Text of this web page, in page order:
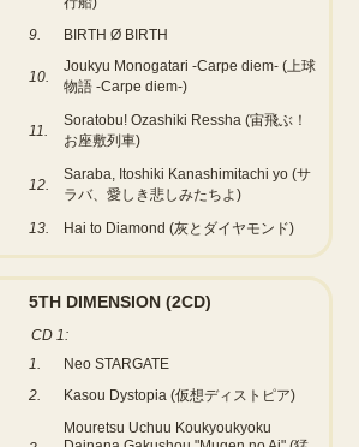
9.
BIRTH Ø BIRTH
10.
Joukyu Monogatari -Carpe diem- (上球
物語 -Carpe diem-)
11.
Soratobu! Ozashiki Ressha (宙飛ぶ！
お座敷列車)
12.
Saraba, Itoshiki Kanashimitachi yo (サ
ラバ、愛しき悲しみたちよ)
13.
Hai to Diamond (灰とダイヤモンド)
5TH DIMENSION (2CD)
CD 1:
1.
Neo STARGATE
2.
Kasou Dystopia (仮想ディストピア)
Mouretsu Uchuu Koukyoukyoku